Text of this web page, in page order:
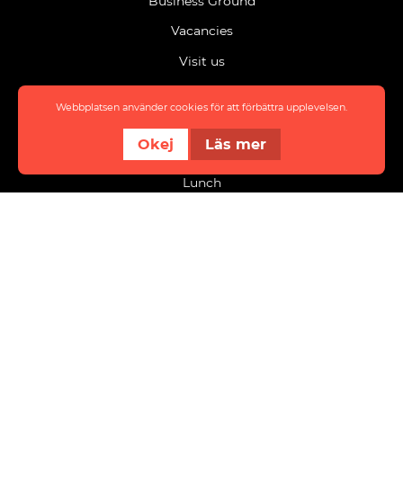
Vacancies
Visit us
Eat & meet
Event
Lunch
Webbplatsen använder cookies för att förbättra upplevelsen.
Okej Läs mer